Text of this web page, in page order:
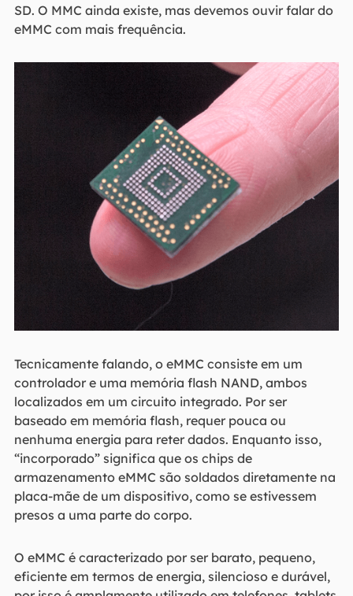
SD. O MMC ainda existe, mas devemos ouvir falar do
eMMC com mais frequência.
Tecnicamente falando, o eMMC consiste em um
controlador e uma memória flash NAND, ambos
localizados em um circuito integrado. Por ser
baseado em memória flash, requer pouca ou
nenhuma energia para reter dados. Enquanto isso,
“incorporado” significa que os chips de
armazenamento eMMC são soldados diretamente na
placa-mãe de um dispositivo, como se estivessem
presos a uma parte do corpo.
O eMMC é caracterizado por ser barato, pequeno,
eficiente em termos de energia, silencioso e durável,